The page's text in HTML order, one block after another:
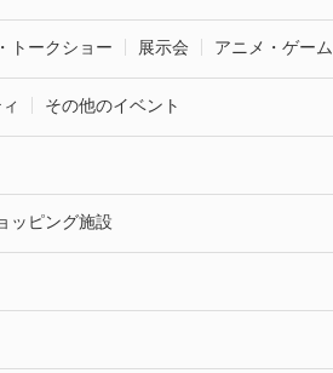
トークショー 展示会 アニメ・ゲーム
その他のイベント
ッピング施設